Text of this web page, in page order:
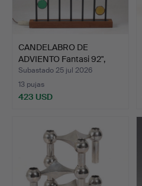
CANDELABRO DE
ADVIENTO Fantasi 92",
Osram,…
Subastado 25 jul 2026
13 pujas
423 USD